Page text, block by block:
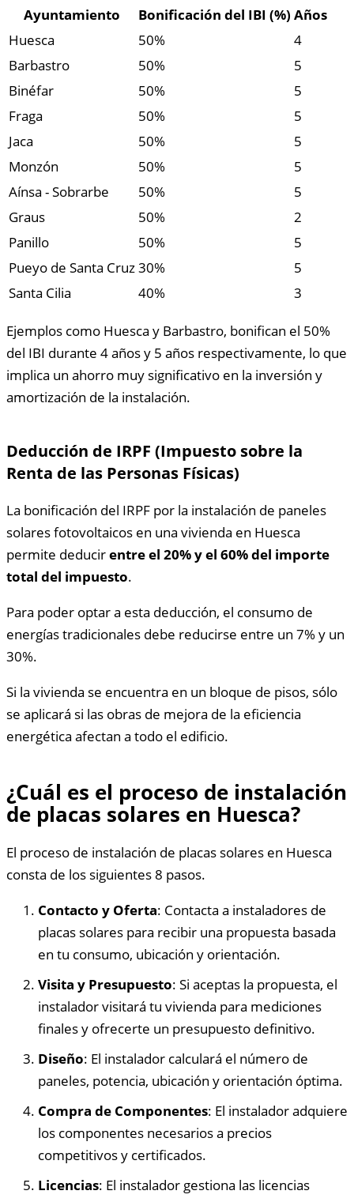
Ayuntamiento Bonificación del IBI (%) Años
Huesca
50%
4
Barbastro
50%
5
Binéfar
50%
5
Fraga
50%
5
Jaca
50%
5
Monzón
50%
5
Aínsa - Sobrarbe
50%
5
Graus
50%
2
Panillo
50%
5
Pueyo de Santa Cruz30%
5
Santa Cilia
40% 3
Ejemplos como Huesca y Barbastro, bonifican el 50%
del IBI durante 4 años y 5 años respectivamente, lo que
implica un ahorro muy significativo en la inversión y
amortización de la instalación.
Deducción de IRPF (Impuesto sobre la
Renta de las Personas Físicas)
La bonificación del IRPF por la instalación de paneles
solares fotovoltaicos en una vivienda en Huesca
permite deducirentre el 20% y el 60% del importe
total del impuesto.
Para poder optar a esta deducción, el consumo de
energías tradicionales debe reducirse entre un 7% y un
30%.
Si la vivienda se encuentra en un bloque de pisos, sólo
se aplicará si las obras de mejora de la eficiencia
energética afectan a todo el edificio.
¿Cuál es el proceso de instalación
de placas solares en Huesca?
El proceso de instalación de placas solares en Huesca
consta de los siguientes 8 pasos.
Contacto y Oferta: Contacta a instaladores de
placas solares para recibir una propuesta basada
en tu consumo, ubicación y orientación.
Visita y Presupuesto: Si aceptas la propuesta, el
instalador visitará tu vivienda para mediciones
finales y ofrecerte un presupuesto definitivo.
Diseño: El instalador calculará el número de
paneles, potencia, ubicación y orientación óptima.
Compra de Componentes: El instalador adquiere
los componentes necesarios a precios
competitivos y certificados.
Licencias: El instalador gestiona las licencias